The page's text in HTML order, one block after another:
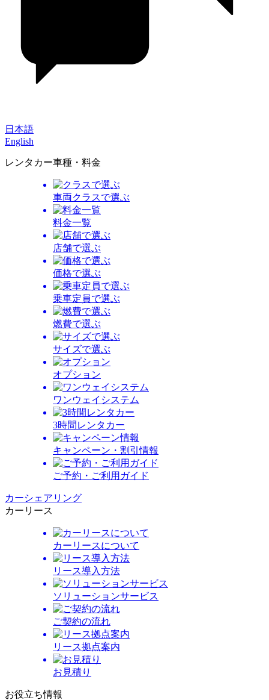
日本語
English
レンタカー車種・料金
車両クラスで選ぶ
料金一覧
店舗で選ぶ
価格で選ぶ
乗車定員で選ぶ
燃費で選ぶ
サイズで選ぶ
オプション
ワンウェイシステム
3時間レンタカー
キャンペーン・割引情報
ご予約・ご利用ガイド
カーシェアリング
カーリース
カーリースについて
リース導入方法
ソリューションサービス
ご契約の流れ
リース拠点案内
お見積り
お役立ち情報